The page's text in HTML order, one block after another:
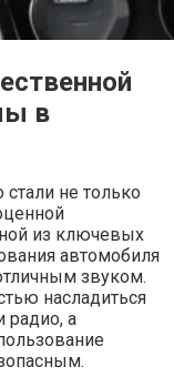
в
не только
из ключевых
автомобиля
звуком.
насладиться
радио, а